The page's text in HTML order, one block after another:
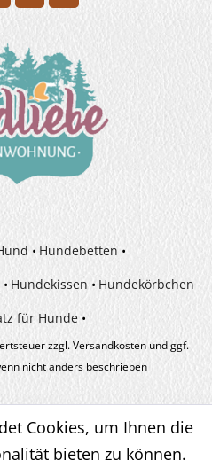
Hundebetten
Hundekissen
Hundekörbchen
für Hunde
zzgl.Versandkostenund ggf.
nicht anders beschrieben
Cookies, um Ihnen die
bieten zu können.